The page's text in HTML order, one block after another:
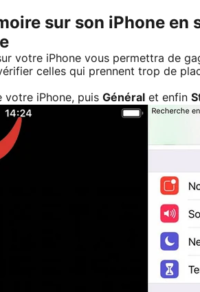
sur son iPhone
votre iPhone vous permettra de
celles qui prennent trop de
votre iPhone, puis Général et enfin